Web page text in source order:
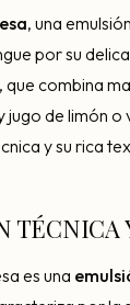
a cerrar
, una
por su
que combina
jugo de limón
y su rica
TÉCNICA
es una